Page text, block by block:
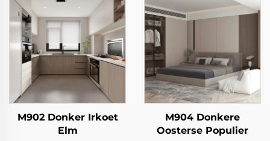
M902 Donker Irkoet
Elm
M904 Donkere
Oosterse Populier